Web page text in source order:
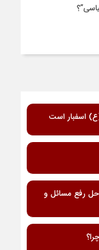
اسفبار است
حل رفع مسائل و